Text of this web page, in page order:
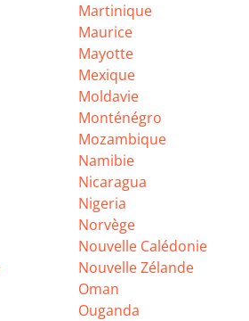
Martinique
Maurice
Mayotte
Mexique
Moldavie
Monténégro
Mozambique
Namibie
Nicaragua
Nigeria
Norvège
Nouvelle Calédonie
Nouvelle Zélande
Oman
Ouganda